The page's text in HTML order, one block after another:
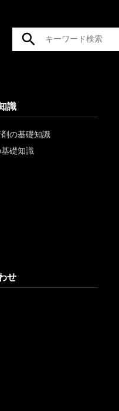
識
の基礎知識
礎知識
せ